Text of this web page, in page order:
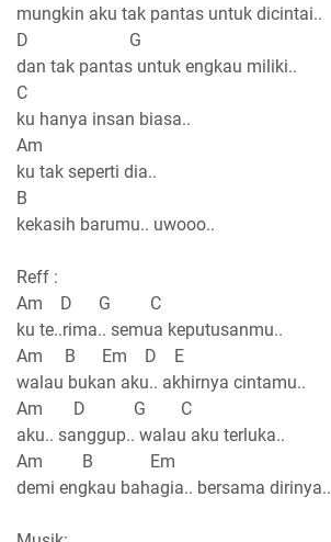
mungkin aku tak pantas untuk dicintai..
D G
dan tak pantas untuk engkau miliki..
C
ku hanya insan biasa..
Am
ku tak seperti dia..
B
kekasih barumu.. uwooo..
Reff :
Am D G C
ku te..rima.. semua keputusanmu..
Am B Em D E
walau bukan aku.. akhirnya cintamu..
Am D G C
aku.. sanggup.. walau aku terluka..
Am B Em
demi engkau bahagia.. bersama dirinya..